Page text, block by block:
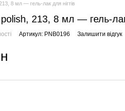
8 мл — гель-лак для нігтів
213, 8 мл — гель-лак
Артикул: PNB0196 Залишити відгук